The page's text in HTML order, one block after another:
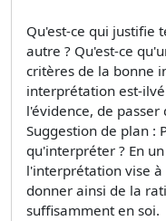
Qu'est-ce qui justifie
autre ? Qu'est-ce
critères de la bonne
interprétation est-
l'évidence, de
Suggestion de plan :
qu'interpréter ? En
l'interprétation vise
donner ainsi de la
suffisamment en soi.